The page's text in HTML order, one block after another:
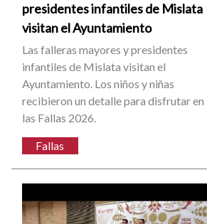
presidentes infantiles de Mislata
visitan el Ayuntamiento
Las falleras mayores y presidentes
infantiles de Mislata visitan el
Ayuntamiento. Los niños y niñas
recibieron un detalle para disfrutar en
las Fallas 2026.
Fallas